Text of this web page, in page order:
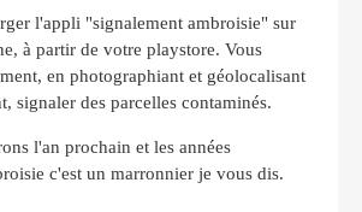
l'appli "signalement ambroisie" sur
à partir de votre playstore. Vous
en photographiant et géolocalisant
signaler des parcelles contaminés.
l'an prochain et les années
c'est un marronnier je vous dis.